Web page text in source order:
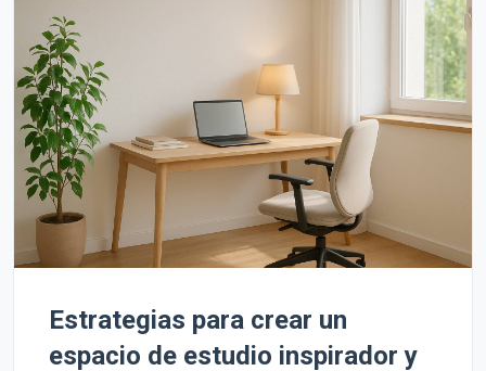
Estrategias para crear un
espacio de estudio inspirador y